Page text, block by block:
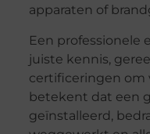
apparaten of
Een professionele
juiste kennis,
certificeringen om
betekent dat een
geïnstalleerd,